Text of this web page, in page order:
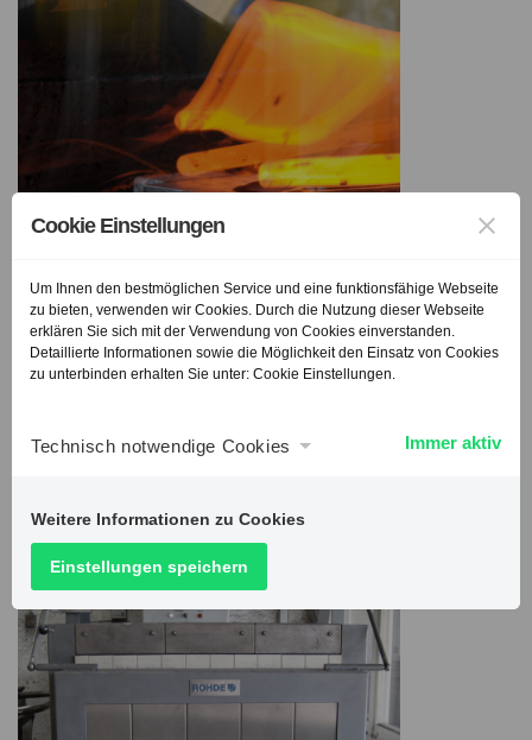
4. die Schmiedeteile werden nach
uns wichtig alle Vorrausetzungen und Verfahren
optimal zu beeinflussen.
Cookie Einstellungen
Um Ihnen den bestmöglichen Service und eine funktionsfähige Webseite
zu bieten, verwenden wir Cookies. Durch die Nutzung dieser Webseite
erklären Sie sich mit der Verwendung von Cookies einverstanden.
Detaillierte Informationen sowie die Möglichkeit den Einsatz von Cookies
zu unterbinden erhalten Sie unter: Cookie Einstellungen.
Technisch notwendige Cookies Immer aktiv
Weitere Informationen zu Cookies
Einstellungen speichern